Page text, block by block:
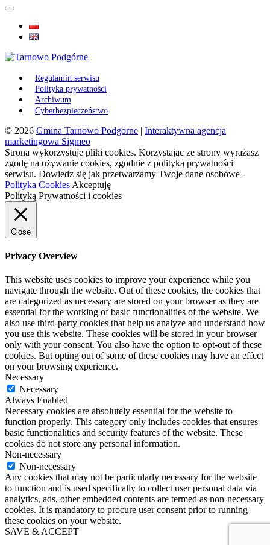
Regulamin serwisu
Polityka prywatności
Archiwum
Cyberbezpieczeństwo
© 2026 Gmina Tarnowo Podgórne | Interaktywna agencja
marketingowa Sigmeo
Strona wykorzystuje pliki cookies. Korzystając ze strony wyrażasz
zgodę na używanie cookies, zgodnie z polityką prywatności
serwisu. Dowiedz się jak przetwarzamy Twoje dane osobowe -
Polityka Cookies Akceptuję
Polityką Prywatności i cookies
Close
Privacy Overview
This website uses cookies to improve your experience while you
navigate through the website. Out of these cookies, the cookies that
are categorized as necessary are stored on your browser as they are
essential for the working of basic functionalities of the website. We
also use third-party cookies that help us analyze and understand how
you use this website. These cookies will be stored in your browser
only with your consent. You also have the option to opt-out of these
cookies. But opting out of some of these cookies may have an effect
on your browsing experience.
Necessary
Necessary
Always Enabled
Necessary cookies are absolutely essential for the website to
function properly. This category only includes cookies that ensures
basic functionalities and security features of the website. These
cookies do not store any personal information.
Non-necessary
Non-necessary
Any cookies that may not be particularly necessary for the website
to function and is used specifically to collect user personal data via
analytics, ads, other embedded contents are termed as non-necessary
cookies. It is mandatory to procure user consent prior to running
these cookies on your website.
SAVE & ACCEPT